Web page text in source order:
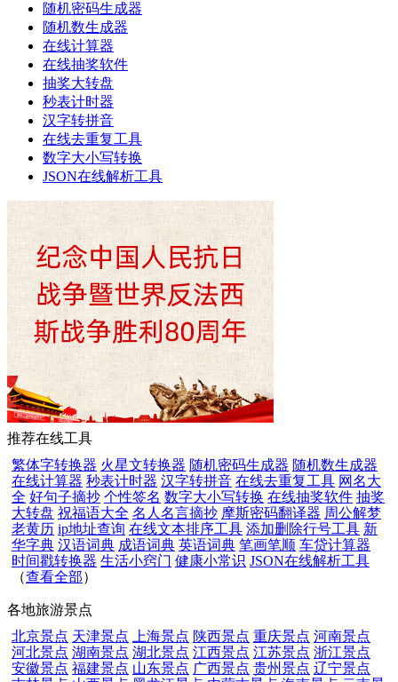
随机密码生成器
随机数生成器
在线计算器
在线抽奖软件
抽奖大转盘
秒表计时器
汉字转拼音
在线去重复工具
数字大小写转换
JSON在线解析工具
推荐在线工具
繁体字转换器 火星文转换器 随机密码生成器 随机数生成器
在线计算器 秒表计时器 汉字转拼音 在线去重复工具 网名大
全 好句子摘抄 个性签名 数字大小写转换 在线抽奖软件 抽奖
大转盘 祝福语大全 名人名言摘抄 摩斯密码翻译器 周公解梦
老黄历 ip地址查询 在线文本排序工具 添加删除行号工具 新
华字典 汉语词典 成语词典 英语词典 笔画笔顺 车贷计算器
时间戳转换器 生活小窍门 健康小常识 JSON在线解析工具
（查看全部）
各地旅游景点
北京景点 天津景点 上海景点 陕西景点 重庆景点 河南景点
河北景点 湖南景点 湖北景点 江西景点 江苏景点 浙江景点
安徽景点 福建景点 山东景点 广西景点 贵州景点 辽宁景点